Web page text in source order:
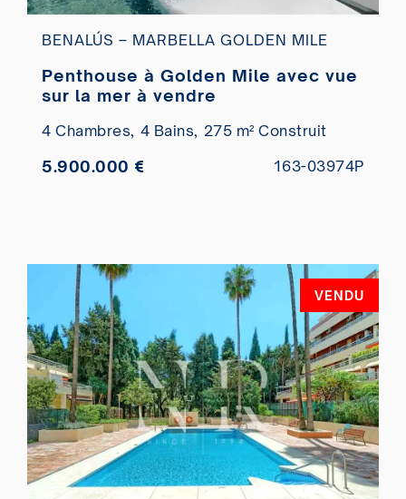
BENALÚS – MARBELLA GOLDEN MILE
Penthouse à Golden Mile avec vue
sur la mer à vendre
4 Chambres, 4 Bains, 275 m² Construit
5.900.000 € 163-03974P
VENDU